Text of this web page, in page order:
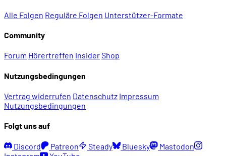
Alle Folgen Reguläre Folgen Unterstützer-Formate
Community
Forum Hörertreffen InsiderShop
Nutzungsbedingungen
Vertrag widerrufen Datenschutz Impressum
Nutzungsbedingungen
Folgt uns auf
Discord Patreon Steady Bluesky
Mastodon